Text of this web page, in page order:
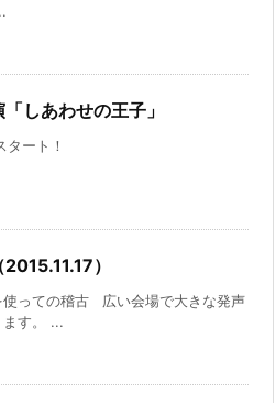
しあわせの王子」
タート！
）
使っての稽古 広い会場で大きな発声
ます。 ...